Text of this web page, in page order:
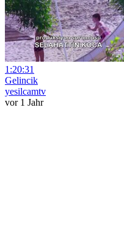
1:20:31
Gelincik
yesilcamtv
vor 1 Jahr